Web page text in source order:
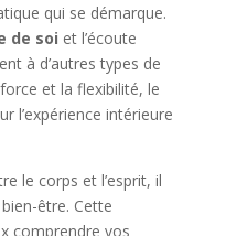
qui se démarque.
de soi et l’écoute
à d’autres types de
et la flexibilité, le
l’expérience intérieure
le corps et l’esprit, il
être. Cette
comprendre vos